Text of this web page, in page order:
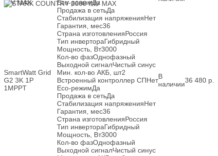
INV MAX
Eco-режимДа
Продажа в сетьДа
Стабилизация напряженияНет
Гарантия, мес36
Страна изготовленияРоссия
SmartWatt Grid
G2 3K 1P
1MPPT
Тип инвертораГибридный
Мощность, Вт3000
Кол-во фазОднофазный
Выходной сигналЧистый синус
Мин. кол-во АКБ, шт2
Встроенный контроллер СПНет
Eco-режимДа
Продажа в сетьДа
Стабилизация напряженияНет
Гарантия, мес36
Страна изготовленияРоссия
В
наличии36 480 р.
Тип инвертораГибридный
Мощность, Вт3000
Кол-во фазОднофазный
Выходной сигналЧистый синус